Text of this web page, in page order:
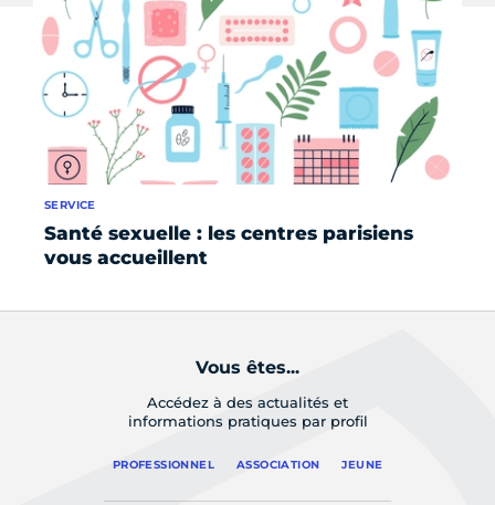
Santé sexuelle : les centres parisiens
vous accueillent
SERVICE
Vous êtes...
Accédez à des actualités et
informations pratiques par profil
PROFESSIONNEL ASSOCIATION JEUNE